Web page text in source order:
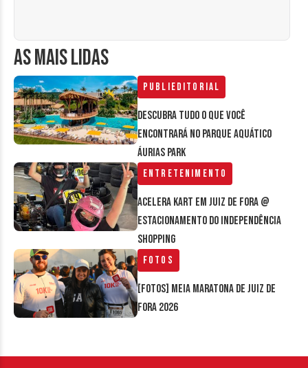
AS MAIS LIDAS
Publieditorial
Descubra tudo o que você
encontrará no parque aquático
Áurias Park
Entretenimento
Acelera Kart em Juiz de Fora @
estacionamento do Independência
Shopping
Fotos
[FOTOS] Meia Maratona de Juiz de
Fora 2026